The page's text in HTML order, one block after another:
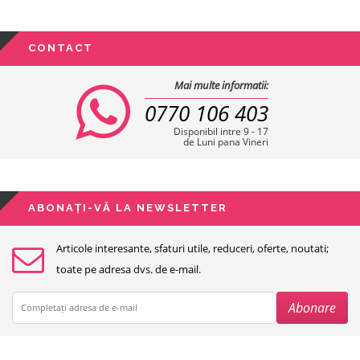
CONTACT
Mai multe informatii:
0770 106 403
Disponibil intre 9 - 17
de Luni pana Vineri
ABONAȚI-VĂ LA NEWSLETTER
Articole interesante, sfaturi utile, reduceri, oferte, noutati;
toate pe adresa dvs. de e-mail.